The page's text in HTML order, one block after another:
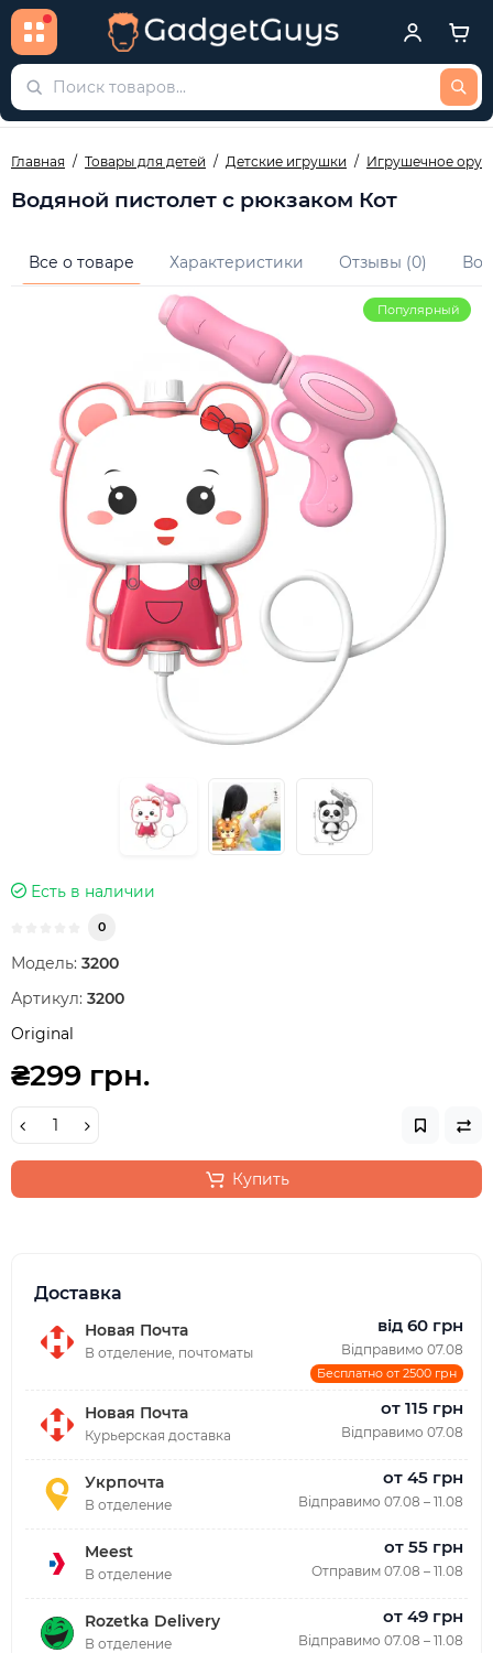
Главная Товары для детей Детские игрушки Игрушечное
Водяной пистолет с рюкзаком Кот
Все о товаре Характеристики Отзывы (0)
Популярный
Есть в наличии
0
Модель: 3200
Артикул: 3200
Original
₴299 грн.
Купить
Доставка
Новая Почта
В отделение, почтоматы
від 60 грн
Відправимо 07.08
Бесплатно от 2500 грн
Новая Почта
Курьерская доставка
от 115 грн
Відправимо 07.08
Укрпочта
В отделение
от 45 грн
Відправимо 07.08 – 11.08
Meest
В отделение
от 55 грн
Отправим 07.08 – 11.08
Rozetka Delivery
В отделение
от 49 грн
Відправимо 07.08 – 11.08